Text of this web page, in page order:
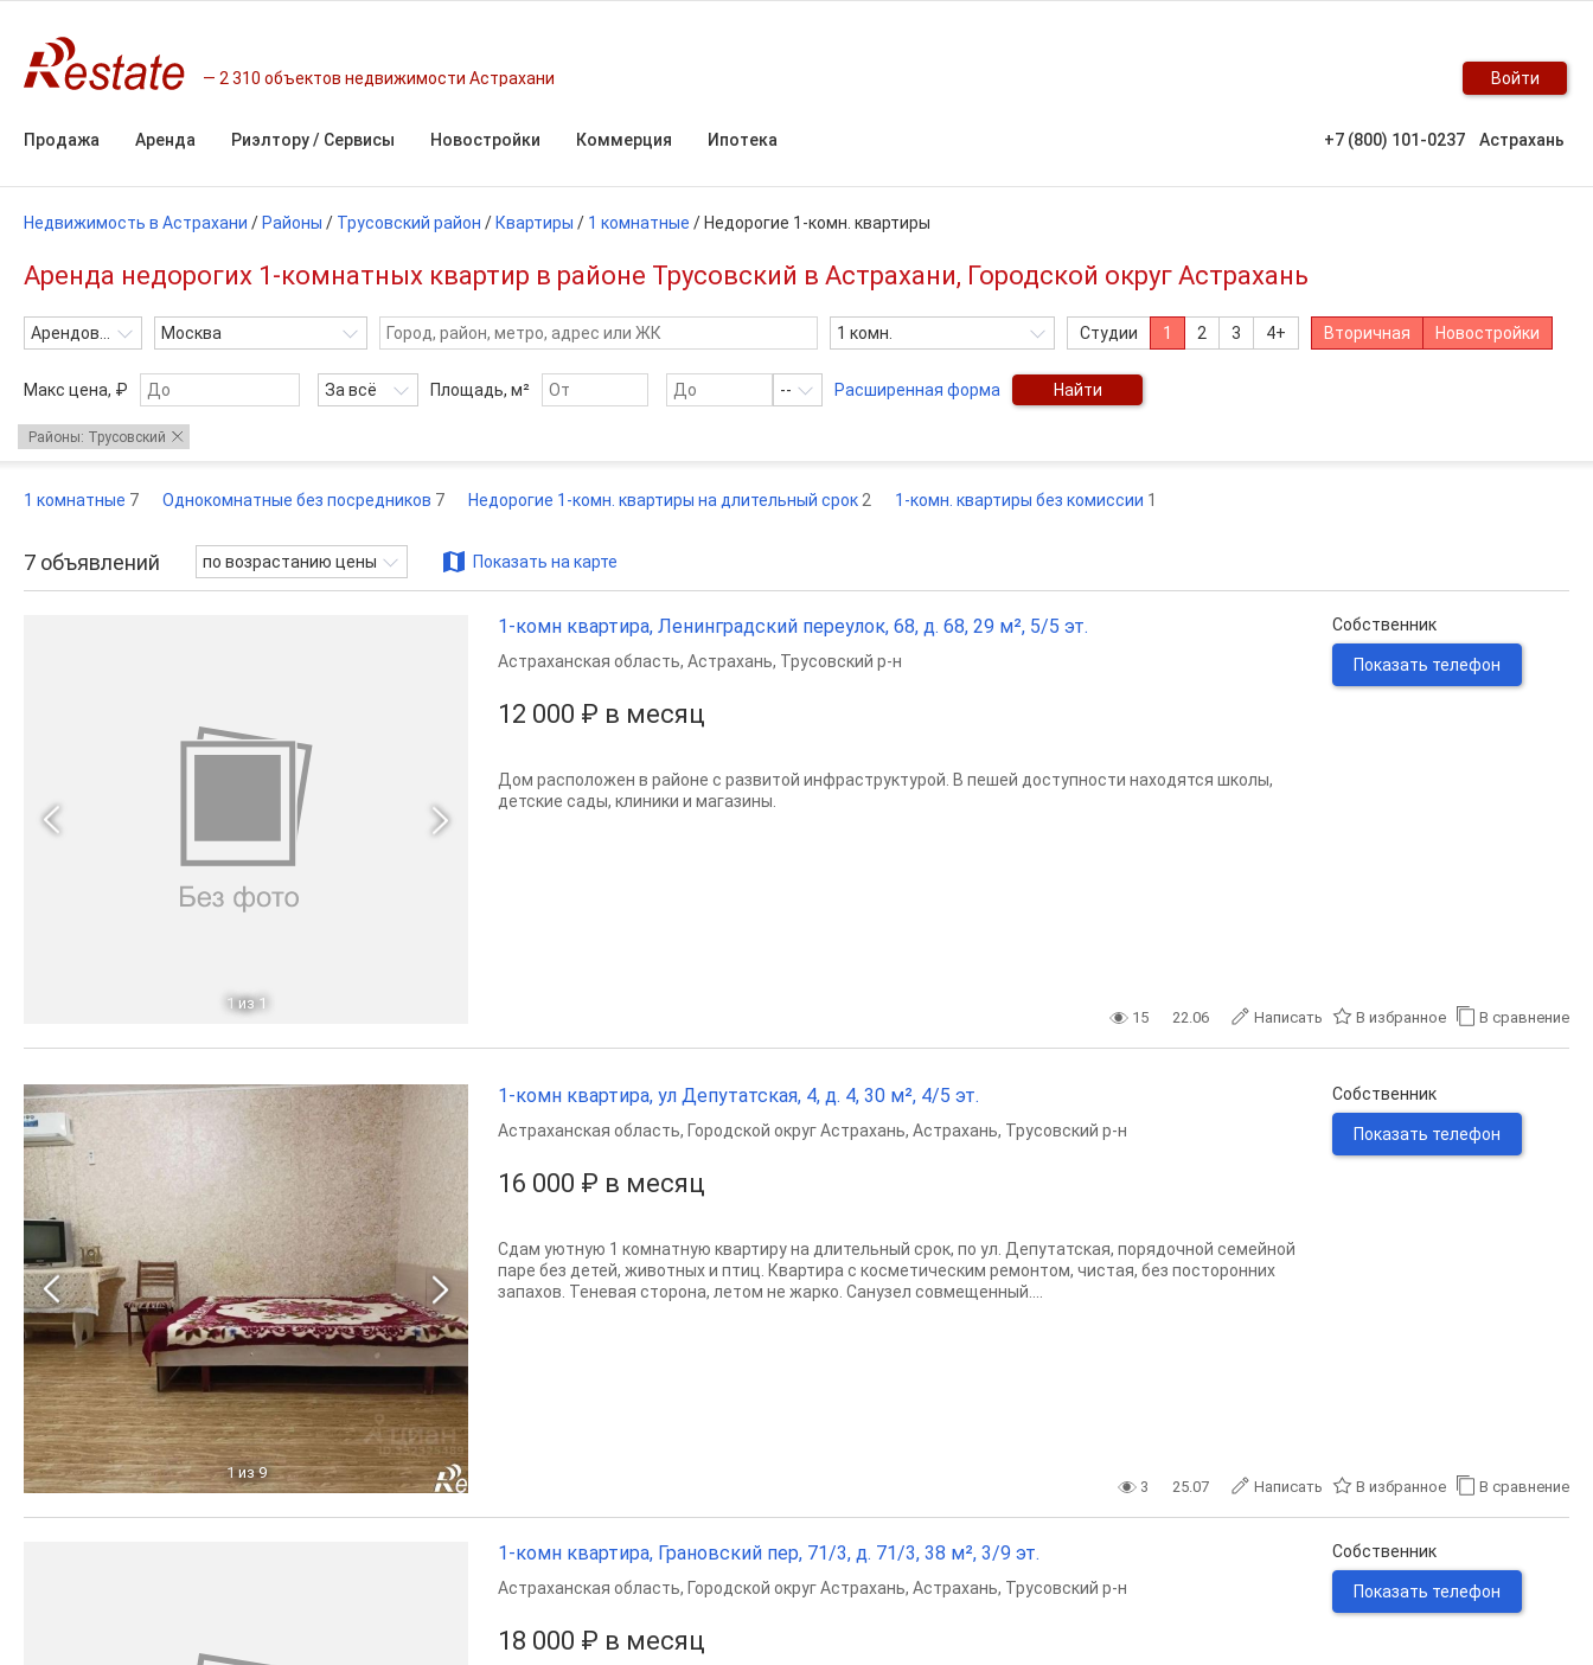
2 310 объектов недвижимости Астрахани Войти
Продажа Аренда Риэлтору / Сервисы Новостройки Коммерция Ипотека +7 (800) 101-0237 Астрахань
Недвижимость в Астрахани / Районы / Трусовский район / Квартиры / 1 комнатные / Недорогие 1-комн. квартиры
Аренда недорогих 1-комнатных квартир в районе Трусовский в Астрахани, Городской округ Астрахань
Арендовать Москва 1 комн. Студии 1 2 3 4+ Вторичная Новостройки
Макс цена, ₽ За всё Площадь, м² -- Расширенная форма Найти
Районы: Трусовский
1 комнатные 7 Однокомнатные без посредников 7 Недорогие 1-комн. квартиры на длительный срок 2 1-комн. квартиры без комиссии 1
7 объявлений по возрастанию цены Показать на карте
1 из 1
1-комн квартира, Ленинградский переулок, 68, д. 68, 29 м², 5/5 эт.
12 000 ₽ в месяц
Астраханская область, Астрахань, Трусовский р-н
Дом расположен в районе с развитой инфраструктурой. В пешей доступности находятся школы,
детские сады, клиники и магазины.
Собственник
Показать телефон
15 22.06 Написать В избранное В сравнение
1 из 9
1-комн квартира, ул Депутатская, 4, д. 4, 30 м², 4/5 эт.
16 000 ₽ в месяц
Астраханская область, Городской округ Астрахань, Астрахань, Трусовский р-н
Сдам уютную 1 комнатную квартиру на длительный срок, по ул. Депутатская, порядочной семейной
паре без детей, животных и птиц. Квартира с косметическим ремонтом, чистая, без посторонних
запахов. Теневая сторона, летом не жарко. Санузел совмещенный....
Собственник
Показать телефон
3 25.07 Написать В избранное В сравнение
1-комн квартира, Грановский пер, 71/3, д. 71/3, 38 м², 3/9 эт.
18 000 ₽ в месяц
Астраханская область, Городской округ Астрахань, Астрахань, Трусовский р-н
Собственник
Показать телефон